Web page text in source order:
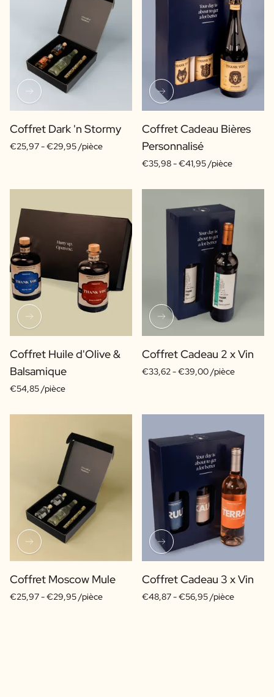
Coffret Dark 'n Stormy
€25,97 -€29,95 /pièce
Coffret Cadeau Bières
Personnalisé
€35,98 -€41,95 /pièce
Coffret Huile d'Olive &
Balsamique
€54,85 /pièce
Coffret Cadeau 2 x Vin
€33,62 -€39,00 /pièce
Coffret Moscow Mule
€25,97 -€29,95 /pièce
Coffret Cadeau 3 x Vin
€48,87 -€56,95 /pièce